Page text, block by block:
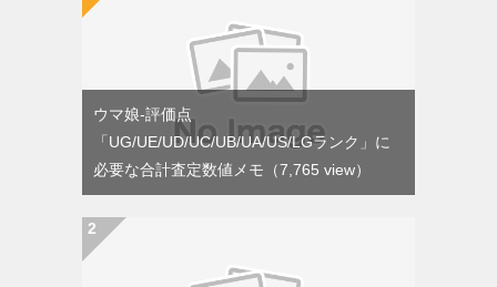
ウマ娘-評価点
「UG/UE/UD/UC/UB/UA/US/LGランク」に
必要な合計査定数値メモ （7,765 view）